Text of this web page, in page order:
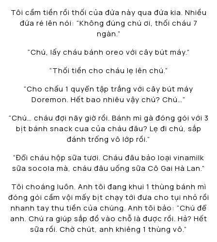
Tôi cầm tiền rồi thối của đứa này qua đứa kia. Nhiều
đứa ré lên nói: “Không đúng chú ơi, thối cháu 7
ngàn.”
“Chú, lấy cháu bánh oreo với cây bút máy.”
“Thối tiền cho cháu lẹ lên chú.”
“Cho chấu 1 quyển tập trắng với cây bút máy
Doremon. Hết bao nhiêu vậy chú? Chú…”
“Chú… cháu đợi nãy giờ rồi. Bánh mì gà đóng gói với 3
bịt bánh snack cua của cháu đâu? Lẹ đi chú, sắp
đánh trống vô lớp rồi.”
“Đổi cháu hộp sữa tươi. Cháu đâu bảo loại vinamilk
sữa socola mà, cháu đâu uống sữa Cô Gai Hà Lan.”
Tôi choáng luôn. Anh tôi đang khui 1 thùng bánh mì
đóng gói cầm vội mấy bịt chạy tới đưa cho tụi nhỏ rồi
nhanh tay thu tiền của chúng. Anh tôi bảo: “Chú để
anh. Chú ra giúp sắp đồ vào chỗ là được rồi. Hả? Hết
sữa rồi. Chờ chút, anh khiêng 1 thùng vô.”